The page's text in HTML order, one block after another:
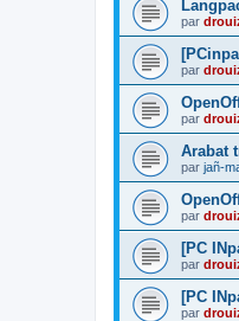
par
par
par
Arabat
par jañ-
par
[PC
par
[PC
par